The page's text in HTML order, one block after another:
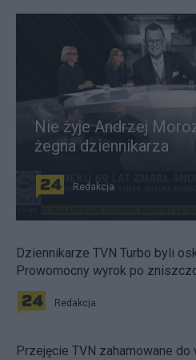
Nie żyje Andrzej
żegna dziennikarza
Redakcja
Dziennikarze TVN Turbo byli
Prowomocny wyrok po
Redakcja
Przejęcie TVN zahamowane